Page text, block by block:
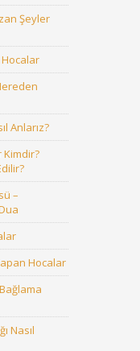
Şeyler
Anlarız?
–
Hocalar
Nasıl